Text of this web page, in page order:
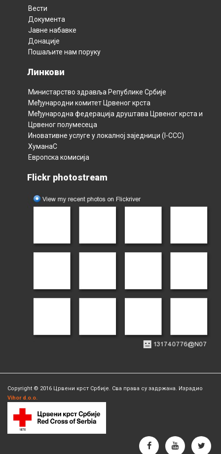
Вести
Документа
Јавне набавке
Донације
Пошаљите нам поруку
Линкови
Министарство здравља Републикe Србијe
Међународни комитет Црвеног крста
Међународна федерација друштава Црвеног крста и
Црвеног полумесецa
Иновативне услуге у локалној заједници (I-CCC)
ХуманаС
Европска комисија
Flickr photostream
Copyright © 2016 Црвени крст Србије. Сва права су задржана. Израдио
Vihor d.o.o.